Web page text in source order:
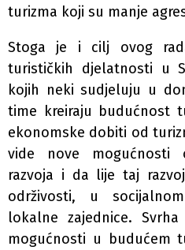
turizma koji su manje
Stoga je i cilj ovog
turističkih djelatnosti u
kojih neki sudjeluju u
time kreiraju budućnost
ekonomske dobiti od
vide nove mogućnosti
razvoja i da lije taj
održivosti, u
lokalne zajednice.
mogućnosti u budućem